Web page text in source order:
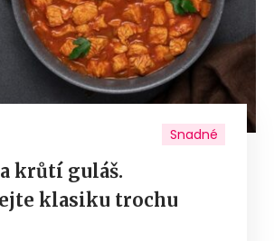
Snadné
krůtí guláš.
klasiku trochu